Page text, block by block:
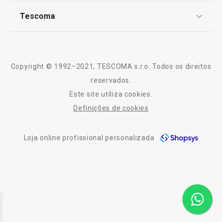
Perguntas Frequentes
Tescoma
Copyright © 1992–2021, TESCOMA s.r.o. Todos os direitos
reservados.
Este site utiliza cookies.
Definições de cookies
Loja online profissional personalizada